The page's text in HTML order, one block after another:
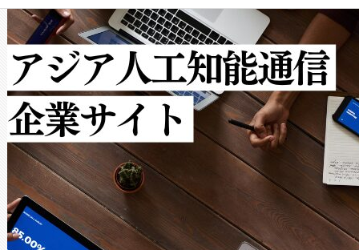
クルの各段階のデータを監視
[…]
で向上し、最大検知距離は
ットだけで最大1キロメート
ルの変電所周囲を監視でき、
作業と点群処理を簡素化でき
Avia 2は、2種類のFOVオプシ
× 80°のノーマルモード、長
ードを切り替えて使用するこ